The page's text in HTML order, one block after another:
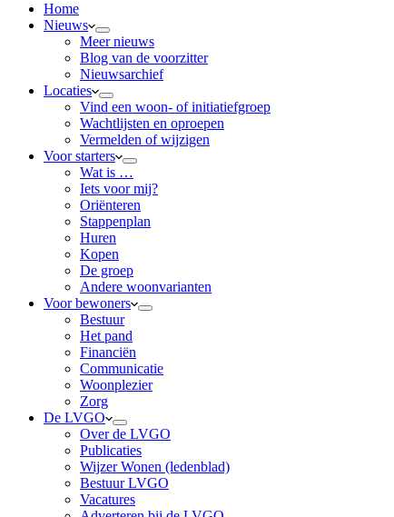
Home
Nieuws
Meer nieuws
Blog van de voorzitter
Nieuwsarchief
Locaties
Vind een woon- of initiatiefgroep
Wachtlijsten en oproepen
Vermelden of wijzigen
Voor starters
Wat is …
Iets voor mij?
Oriënteren
Stappenplan
Huren
Kopen
De groep
Andere woonvarianten
Voor bewoners
Bestuur
Het pand
Financiën
Communicatie
Woonplezier
Zorg
De LVGO
Over de LVGO
Publicaties
Wijzer Wonen (ledenblad)
Bestuur LVGO
Vacatures